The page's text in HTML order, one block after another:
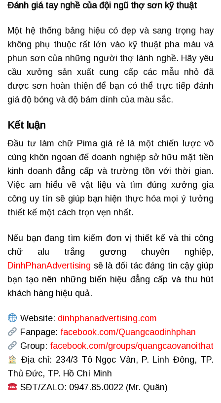
Đánh giá tay nghề của đội ngũ thợ sơn kỹ thuật
Một hệ thống bảng hiệu có đẹp và sang trọng hay
không phụ thuộc rất lớn vào kỹ thuật pha màu và
phun sơn của những người thợ lành nghề. Hãy yêu
cầu xưởng sản xuất cung cấp các mẫu nhỏ đã
được sơn hoàn thiện để bạn có thể trực tiếp đánh
giá độ bóng và độ bám dính của màu sắc.
Kết luận
Đầu tư làm chữ Pima giá rẻ là một chiến lược vô
cùng khôn ngoan để doanh nghiệp sở hữu mặt tiền
kinh doanh đẳng cấp và trường tồn với thời gian.
Việc am hiểu về vật liệu và tìm đúng xưởng gia
công uy tín sẽ giúp bạn hiện thực hóa mọi ý tưởng
thiết kế một cách trọn vẹn nhất.
Nếu bạn đang tìm kiếm đơn vị thiết kế và thi công
chữ alu trắng gương chuyên nghiệp,
DinhPhanAdvertising sẽ là đối tác đáng tin cậy giúp
bạn tạo nên những biển hiệu đẳng cấp và thu hút
khách hàng hiệu quả.
Website: dinhphanadvertising.com
Fanpage: facebook.com/Quangcaodinhphan
Group: facebook.com/groups/quangcaovanoithat
Địa chỉ: 234/3 Tô Ngọc Vân, P. Linh Đông, TP.
Thủ Đức, TP. Hồ Chí Minh
SĐT/ZALO: 0947.85.0022 (Mr. Quân)